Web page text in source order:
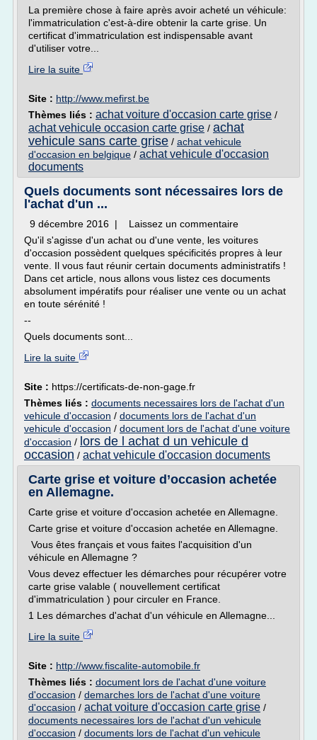
La première chose à faire après avoir acheté un véhicule:
l'immatriculation c'est-à-dire obtenir la carte grise. Un
certificat d'immatriculation est indispensable avant
d'utiliser votre...
Lire la suite
Site : http://www.mefirst.be
Thèmes liés : achat voiture d'occasion carte grise /
achat vehicule occasion carte grise / achat
vehicule sans carte grise / achat vehicule
d'occasion en belgique / achat vehicule d'occasion
documents
Quels documents sont nécessaires lors de
l'achat d'un ...
9 décembre 2016 | Laissez un commentaire
Qu'il s'agisse d'un achat ou d'une vente, les voitures
d'occasion possèdent quelques spécificités propres à leur
vente. Il vous faut réunir certain documents administratifs !
Dans cet article, nous allons vous listez ces documents
absolument impératifs pour réaliser une vente ou un achat
en toute sérénité !
--
Quels documents sont...
Lire la suite
Site : https://certificats-de-non-gage.fr
Thèmes liés : documents necessaires lors de l'achat d'un
vehicule d'occasion / documents lors de l'achat d'un
vehicule d'occasion / document lors de l'achat d'une voiture
d'occasion / lors de l achat d un vehicule d
occasion / achat vehicule d'occasion documents
Carte grise et voiture d’occasion achetée
en Allemagne.
Carte grise et voiture d'occasion achetée en Allemagne.
Carte grise et voiture d'occasion achetée en Allemagne.
Vous êtes français et vous faites l'acquisition d'un
véhicule en Allemagne ?
Vous devez effectuer les démarches pour récupérer votre
carte grise valable ( nouvellement certificat
d'immatriculation ) pour circuler en France.
1 Les démarches d'achat d'un véhicule en Allemagne...
Lire la suite
Site : http://www.fiscalite-automobile.fr
Thèmes liés : document lors de l'achat d'une voiture
d'occasion / demarches lors de l'achat d'une voiture
d'occasion / achat voiture d'occasion carte grise /
documents necessaires lors de l'achat d'un vehicule
d'occasion / documents lors de l'achat d'un vehicule